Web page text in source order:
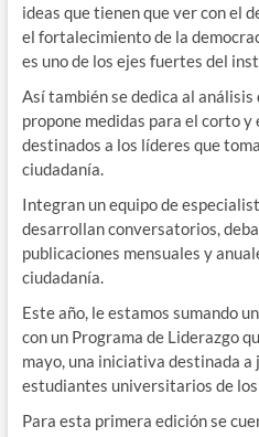
ideas que tienen que ver con el
el fortalecimiento de la
es uno de los ejes fuertes del
Así también se dedica al
propone medidas para el corto y
destinados a los líderes que
ciudadanía.
Integran un equipo de
desarrollan conversatorios,
publicaciones mensuales y
ciudadanía.
Este año, le estamos sumando
con un Programa de Liderazgo
mayo, una iniciativa destinada
estudiantes universitarios de
Para esta primera edición se